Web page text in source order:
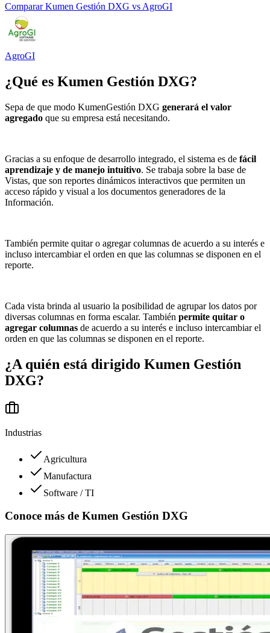
Comparar Kumen Gestión DXG vs AgroGI
AgroGI
¿Qué es Kumen Gestión DXG?
Sepa de que modo KumenGestión DXG generará el valor
agregado que su empresa está necesitando.
Gracias a su enfoque de desarrollo integrado, el sistema es de fácil
aprendizaje y de manejo intuitivo. Se trabaja sobre la base de
Vistas, que son reportes dinámicos interactivos que permiten un
acceso rápido y visual a los documentos generadores de la
Información.
También permite quitar o agregar columnas de acuerdo a su interés e
incluso intercambiar el orden en que las columnas se disponen en el
reporte.
Cada vista brinda al usuario la posibilidad de agrupar los datos por
diversas columnas en forma escalar. También permite quitar o
agregar columnas de acuerdo a su interés e incluso intercambiar el
orden en que las columnas se disponen en el reporte.
¿A quién está dirigido Kumen Gestión
DXG?
Industrias
Agricultura
Manufactura
Software / TI
Conoce más de Kumen Gestión DXG